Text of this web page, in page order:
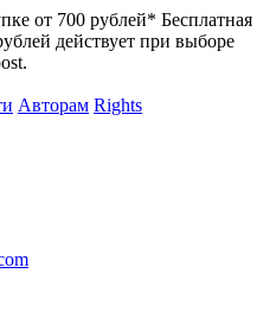
от 700 рублей* Бесплатная
действует при выборе
Авторам Rights